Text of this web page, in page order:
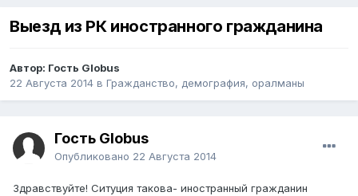
Выезд из РК иностранного гражданина
Автор: Гость Globus
22 Августа 2014 в Гражданство, демография, оралманы
Гость Globus
Опубликовано 22 Августа 2014
Здравствуйте! Ситуция такова- иностранный гражданин